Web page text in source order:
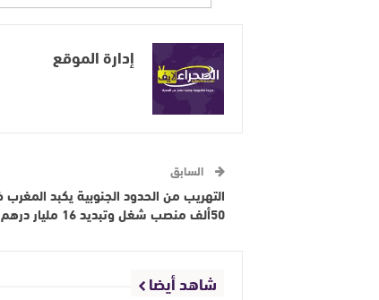
إدارة الموقع
السابق
التهريب من الحدود الجنوبية يكبد المغرب
50ألف منصب شغل وتبديد 16 مليار درهم
شاهد أيضا